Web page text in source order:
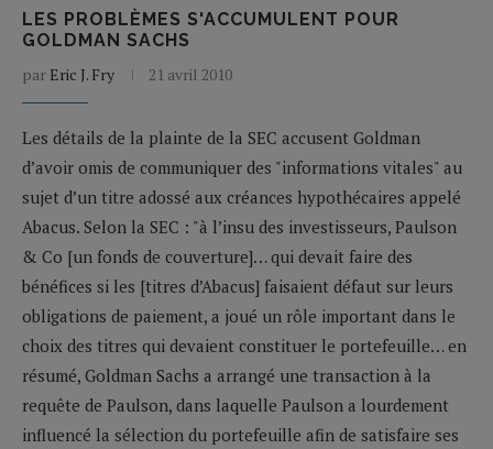
LES PROBLÈMES S'ACCUMULENT POUR
GOLDMAN SACHS
par Eric J. Fry 21 avril 2010
Les détails de la plainte de la SEC accusent Goldman
d’avoir omis de communiquer des "informations vitales" au
sujet d’un titre adossé aux créances hypothécaires appelé
Abacus. Selon la SEC : "à l’insu des investisseurs, Paulson
& Co [un fonds de couverture]… qui devait faire des
bénéfices si les [titres d’Abacus] faisaient défaut sur leurs
obligations de paiement, a joué un rôle important dans le
choix des titres qui devaient constituer le portefeuille… en
résumé, Goldman Sachs a arrangé une transaction à la
requête de Paulson, dans laquelle Paulson a lourdement
influencé la sélection du portefeuille afin de satisfaire ses